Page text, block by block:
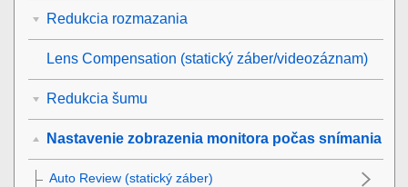
Redukcia rozmazania
Lens Compensation (statický záber/videozáznam)
Redukcia šumu
Nastavenie zobrazenia monitora počas snímania
Auto Review (statický záber)